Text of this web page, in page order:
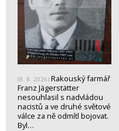
(8. 8. 2026) Rakouský farmář
Franz Jägerstätter
nesouhlasil s nadvládou
nacistů a ve druhé světové
válce za ně odmítl bojovat.
Byl…